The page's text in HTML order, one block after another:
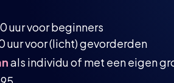
uur voor beginners
uur voor (licht) gevorderden
als individu of met een eigen